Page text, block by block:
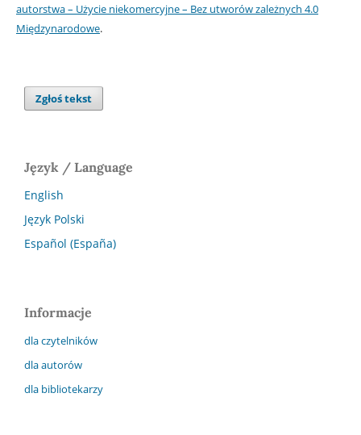
autorstwa – Użycie niekomercyjne – Bez utworów zależnych 4.0
Międzynarodowe.
Zgłoś tekst
Język / Language
English
Język Polski
Español (España)
Informacje
dla czytelników
dla autorów
dla bibliotekarzy